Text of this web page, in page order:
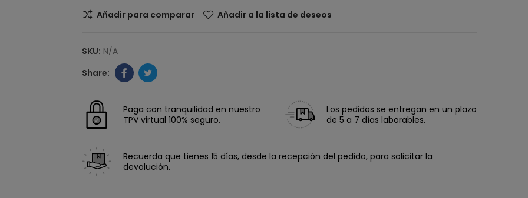
Añadir para comparar Añadir a la lista de deseos
SKU: N/A
Paga con tranquilidad en nuestro
TPV virtual 100% seguro.
Los pedidos se entregan en un plazo
de 5 a 7 días laborables.
Recuerda que tienes 15 días, desde la recepción del pedido, para solicitar la
devolución.